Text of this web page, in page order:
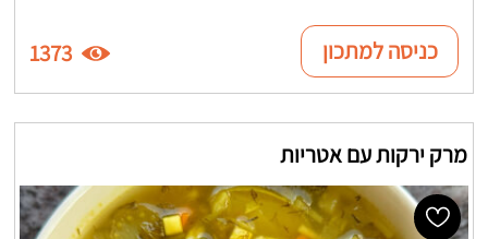
כניסה למתכון 1373
מרק ירקות עם אטריות